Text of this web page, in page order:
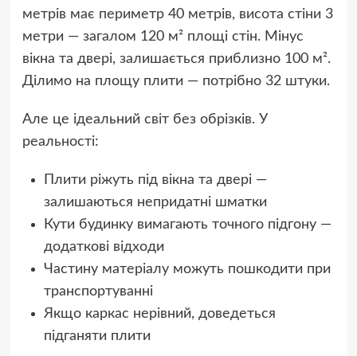
метрів має периметр 40 метрів, висота стіни 3
метри — загалом 120 м² площі стін. Мінус
вікна та двері, залишається приблизно 100 м².
Ділимо на площу плити — потрібно 32 штуки.
Але це ідеальний світ без обрізків. У
реальності:
Плити ріжуть під вікна та двері —
залишаються непридатні шматки
Кути будинку вимагають точного підгону —
додаткові відходи
Частину матеріалу можуть пошкодити при
транспортуванні
Якщо каркас нерівний, доведеться
підганяти плити